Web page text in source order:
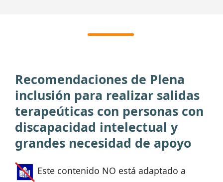
Recomendaciones de Plena
inclusión para realizar salidas
terapeúticas con personas con
discapacidad intelectual y
grandes necesidad de apoyo
Este contenido NO está adaptado a